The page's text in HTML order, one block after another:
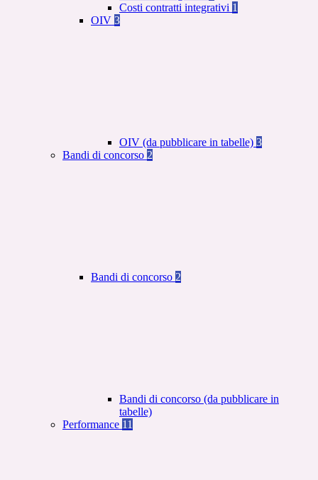
Costi contratti integrativi 1
OIV 3
OIV (da pubblicare in tabelle) 3
Bandi di concorso 2
Bandi di concorso 2
Bandi di concorso (da pubblicare in
tabelle)
Performance 11